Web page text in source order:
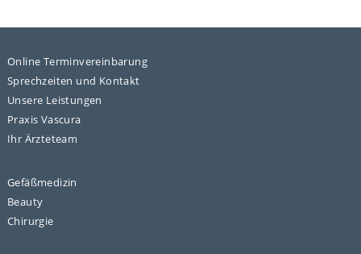
Online Terminvereinbarung
Sprechzeiten und Kontakt
Unsere Leistungen
Praxis Vascura
Ihr Ärzteteam
Gefäßmedizin
Beauty
Chirurgie